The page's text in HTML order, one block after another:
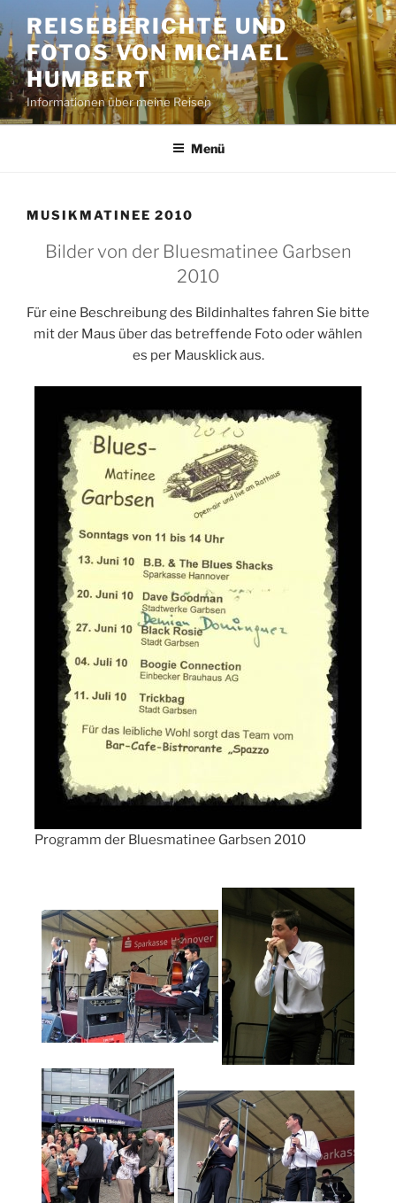
Inhalt
springen
REISEBERICHTE UND
FOTOS VON MICHAEL
HUMBERT
Informationen über meine Reisen
Menü
MUSIKMATINEE 2010
Bilder von der Bluesmatinee Garbsen
2010
Für eine Beschreibung des Bildinhaltes fahren Sie bitte
mit der Maus über das betreffende Foto oder wählen
es per Mausklick aus.
Programm der Bluesmatinee Garbsen 2010